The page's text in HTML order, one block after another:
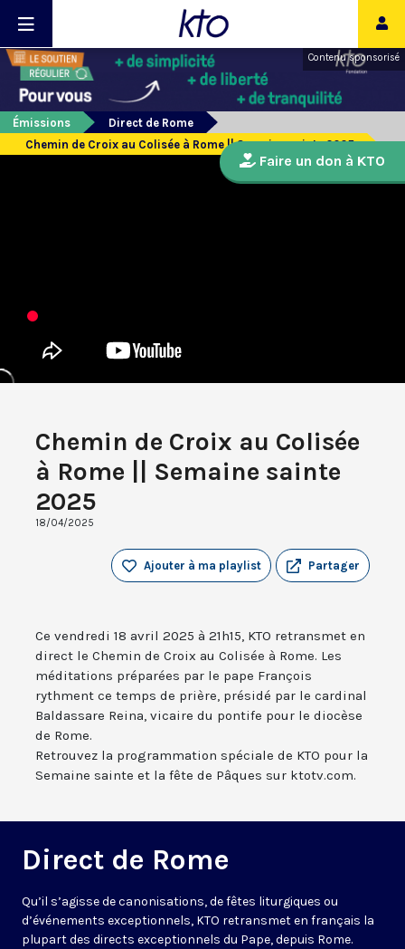
Contenu sponsorisé
Émissions
Direct de Rome
Chemin de Croix au Colisée à Rome || Semaine sainte 2025
Chemin de Croix au Colisée
à Rome || Semaine sainte
2025
18/04/2025
Partager
Ajouter à ma playlist
Ce vendredi 18 avril 2025 à 21h15, KTO retransmet en
direct le Chemin de Croix au Colisée à Rome. Les
méditations préparées par le pape François
rythment ce temps de prière, présidé par le cardinal
Baldassare Reina, vicaire du pontife pour le diocèse
de Rome.
Retrouvez la programmation spéciale de KTO pour la
Semaine sainte et la fête de Pâques sur ktotv.com.
Direct de Rome
Qu’il s’agisse de canonisations, de fêtes liturgiques ou
d’événements exceptionnels, KTO retransmet en français la
plupart des directs exceptionnels du Pape, depuis Rome.
Faire un don à KTO